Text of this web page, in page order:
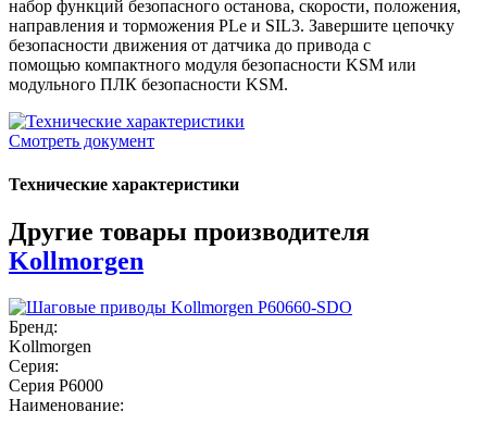
набор функций безопасного останова, скорости, положения,
направления и торможения PLe и SIL3. Завершите цепочку
безопасности движения от датчика до привода с
помощью компактного модуля безопасности KSM или
модульного ПЛК безопасности KSM.
Смотреть документ
Технические характеристики
Другие товары производителя
Kollmorgen
Бренд:
Kollmorgen
Серия:
Серия P6000
Наименование: